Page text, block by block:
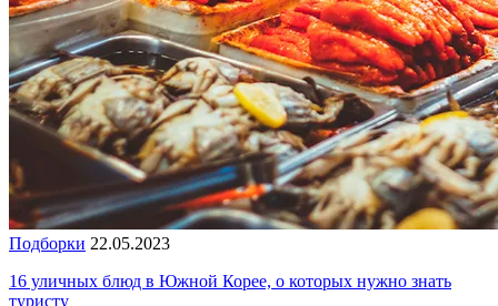
Подборки 22.05.2023
16 уличных блюд в Южной Корее, о которых нужно знать
туристу